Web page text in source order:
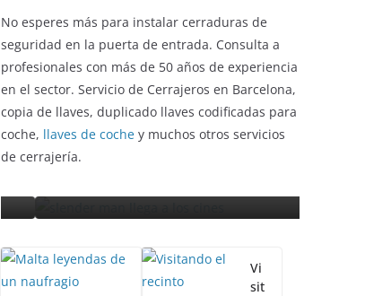
No esperes más para instalar cerraduras de
seguridad en la puerta de entrada. Consulta a
profesionales con más de 50 años de experiencia
en el sector. Servicio de Cerrajeros en Barcelona,
copia de llaves, duplicado llaves codificadas para
coche, llaves de coche y muchos otros servicios
de cerrajería.
ENTRETENIMIENTO Y CURIOSIDADES
LIBROS CINE Y TV
Slender Man llega al cine
y te mostramos todos
los detalles
Vi
sit